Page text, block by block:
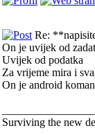
Re:
On je uvijek od
Uvijek od podatka
Za vrijeme mira i
On je android
Surviving the new